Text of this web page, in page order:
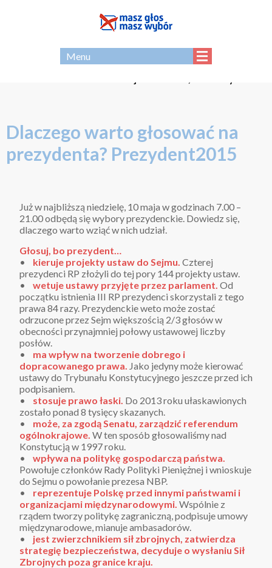
Menu
Dlaczego warto głosować na
prezydenta? Prezydent2015
Już w najbliższą niedzielę, 10 maja w godzinach 7.00 –
21.00 odbędą się wybory prezydenckie. Dowiedz się,
dlaczego warto wziąć w nich udział.
Głosuj, bo prezydent…
• kieruje projekty ustaw do Sejmu. Czterej
prezydenci RP złożyli do tej pory 144 projekty ustaw.
•
wetuje ustawy przyjęte przez parlament. Od
początku istnienia III RP prezydenci skorzystali z tego
prawa 84 razy. Prezydenckie weto może zostać
odrzucone przez Sejm większością 2/3 głosów w
obecności przynajmniej połowy ustawowej liczby
posłów.
•
ma wpływ na tworzenie dobrego i
dopracowanego prawa. Jako jedyny może kierować
ustawy do Trybunału Konstytucyjnego jeszcze przed ich
podpisaniem.
•
stosuje prawo łaski. Do 2013 roku ułaskawionych
zostało ponad 8 tysięcy skazanych.
•
może, za zgodą Senatu, zarządzić referendum
ogólnokrajowe. W ten sposób głosowaliśmy nad
Konstytucją w 1997 roku.
• wpływa na politykę gospodarczą państwa.
Powołuje członków Rady Polityki Pieniężnej i wnioskuje
do Sejmu o powołanie prezesa NBP.
•
reprezentuje Polskę przed innymi państwami i
organizacjami międzynarodowymi. Wspólnie z
rządem tworzy politykę zagraniczną, podpisuje umowy
międzynarodowe, mianuje ambasadorów.
•
jest zwierzchnikiem sił zbrojnych, zatwierdza
strategię bezpieczeństwa, decyduje o wysłaniu Sił
Zbrojnych poza granice kraju.